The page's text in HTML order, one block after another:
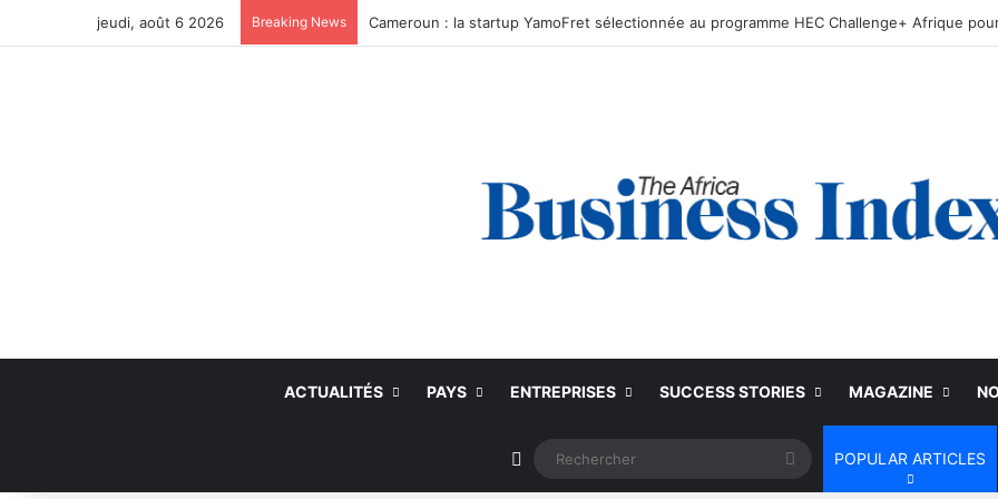
jeudi, août 6 2026 Breaking News
ACTUALITÉS PAYS ENTREPRISES SUCCESS STORIES MAGAZINE
Article Aléatoire Rechercher
POPULAR ARTICLES